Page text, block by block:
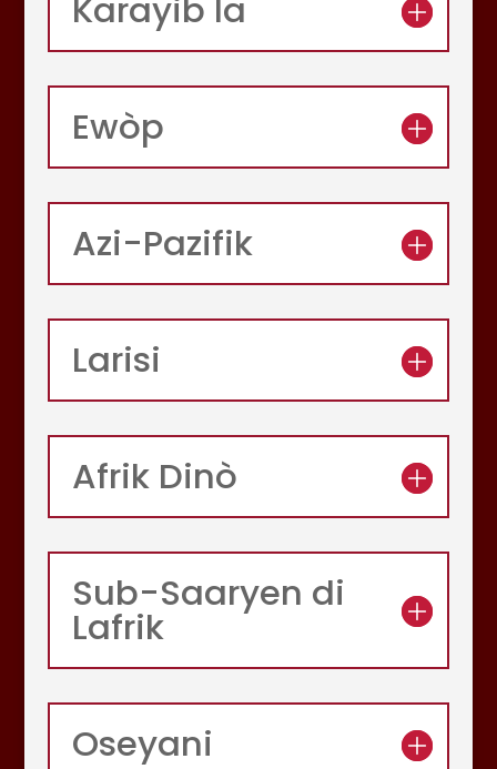
Karayib la
Ewòp
Azi-Pazifik
Larisi
Afrik Dinò
Sub-Saaryen di
Lafrik
Oseyani